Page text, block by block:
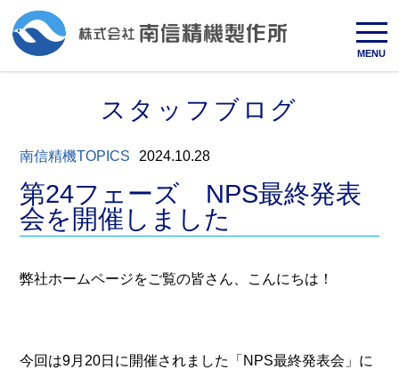
MENU
スタッフブログ
南信精機TOPICS 2024.10.28
第24フェーズ NPS最終発表
会を開催しました
弊社ホームページをご覧の皆さん、こんにちは！
今回は9月20日に開催されました「NPS最終発表会」に